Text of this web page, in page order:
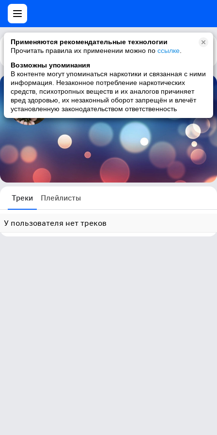
Применяются рекомендательные технологии
Прочитать правила их применении можно по ссылке
Возможны упоминания
В контенте могут упоминаться наркотики и связанная с ними
информация. Незаконное потребление наркотических
средств, психотропных веществ и их аналогов причиняет
вред здоровью, их незаконный оборот запрещён и влечёт
установленную законодательством ответственность
Каталог Рекомендации
Кристина К
0 треков
Треки Плейлисты
У пользователя нет треков